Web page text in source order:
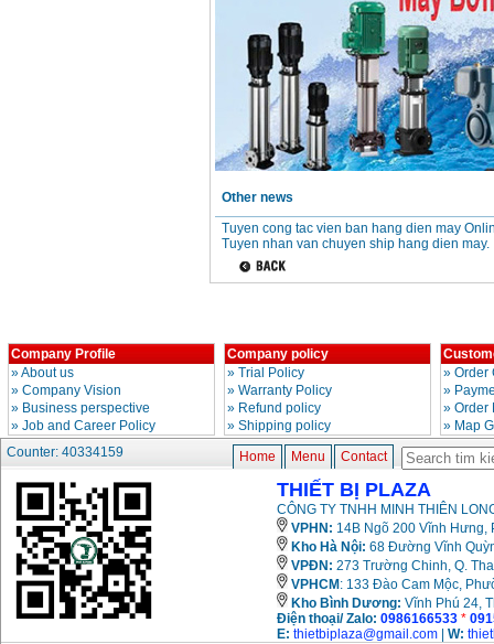
May cat goc da nang
(1510W)
Price:14068000
VND
chi tiet Bosch GSB
13RE (650W)
Price
2200000
May khoan Bosch
GSB 16RE (750W)
Price:1850000
Other news
Tuyen cong tac vien ban hang dien may
Tuyen nhan van chuyen ship hang dien may.
Company Profile
»About us
» Company Vision
» Business perspective
» Job and Career Policy
Company policy
» Trial Policy
» Warranty Policy
» Refund policy
» Shipping policy
» Order
»
» Order
» Map
Counter: 40334159
Home Menu Contact
THIẾT BỊ PLAZA
CÔNG TY TNHH MINH THIÊN
VPHN: 14B Ngõ 200 Vĩnh Hưng,
Kho Hà Nội: 68 Đường Vĩnh
VPĐN: 273 Trường Chinh, Q.
VPHCM : 133 Đào Cam Mộc,
Kho Bình Dương: Vĩnh Phú 24,
Điện thoại/ Zalo: 0986166533 *
E: thietbiplaza@gmail.com W: